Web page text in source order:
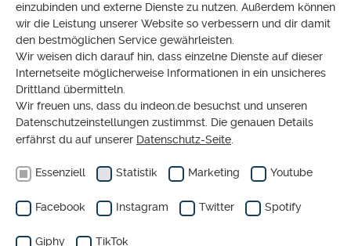
Holocaust-Gedenken:
Erinnern wir uns richtig?
einzubinden und externe Dienste zu nutzen. Außerdem können
wir die Leistung unserer Website so verbessern und dir damit
den bestmöglichen Service gewährleisten.
Wir weisen dich darauf hin, dass einzelne Dienste auf dieser
Internetseite möglicherweise Informationen in ein unsicheres
Drittland übermitteln.
Wir freuen uns, dass du indeon.de besuchst und unseren
Datenschutzeinstellungen zustimmst. Die genauen Details
erfährst du auf unserer Datenschutz-Seite
Essenziell Statistik Marketing Youtube
Facebook Instagram Twitter Spotify
Giphy TikTok